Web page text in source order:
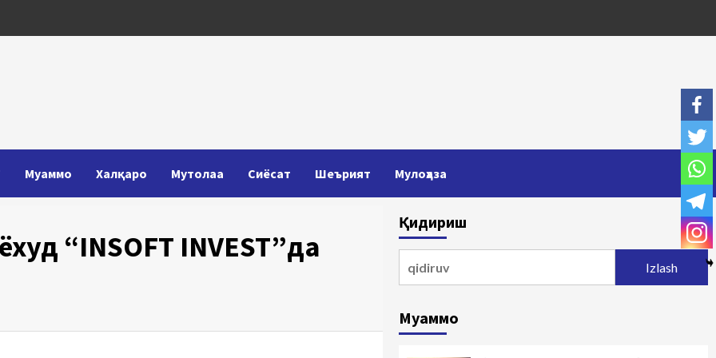
Муаммо Халқаро Мутолаа Сиёсат Шеърият Мулоҳаза
“INSOFT INVEST”да
Қидириш
Муаммо